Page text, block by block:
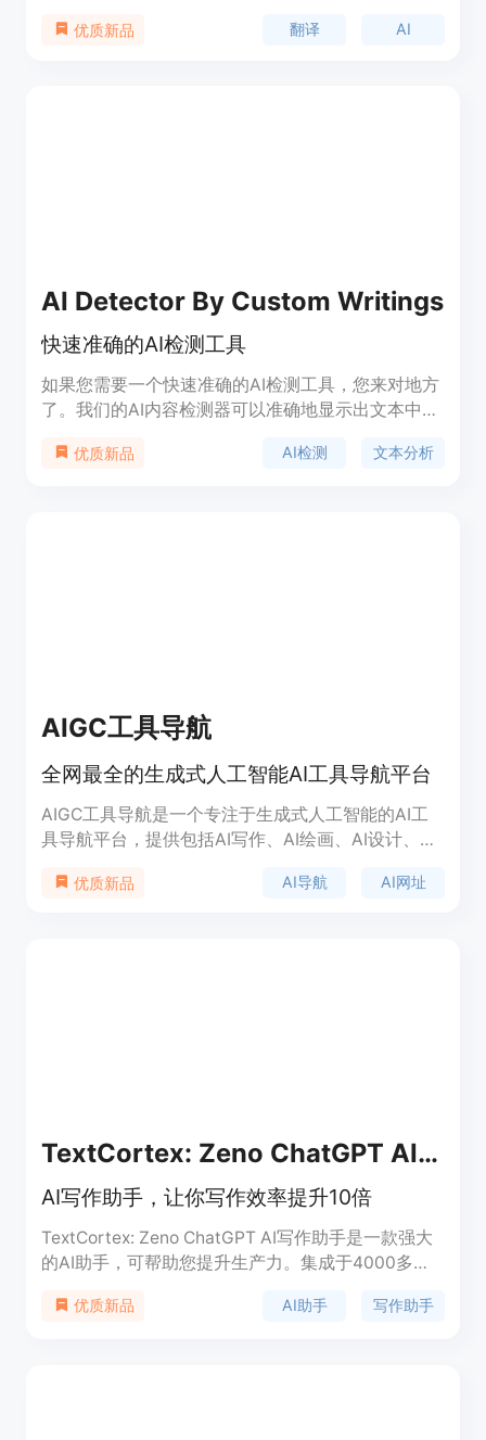
术，如gpt-4o-mini和deepseek-chat模型，为用户
优质新品 翻译 AI
AI Detector By Custom Writings
快速准确的AI检测工具
如果您需要一个快速准确的AI检测工具，您来对地方
了。我们的AI内容检测器可以准确地显示出文本中是
优质新品 AI检测 文本分析
AIGC工具导航
全网最全的生成式人工智能AI工具导航平台
AIGC工具导航是一个专注于生成式人工智能的AI工
具导航平台，提供包括AI写作、AI绘画、AI设计、AI
AI数字人、AI Agent、文本转语音等多样化的AI工
优质新品 AI导航 AI网址
TextCortex: Zeno ChatGPT AI Writing Assistant
AI写作助手，让你写作效率提升10倍
TextCortex: Zeno ChatGPT AI写作助手是一款强大
的AI助手，可帮助您提升生产力。集成于4000多个
地使用，是您的个人信息中心。它可以帮助您克服写
优质新品 AI助手 写作助手